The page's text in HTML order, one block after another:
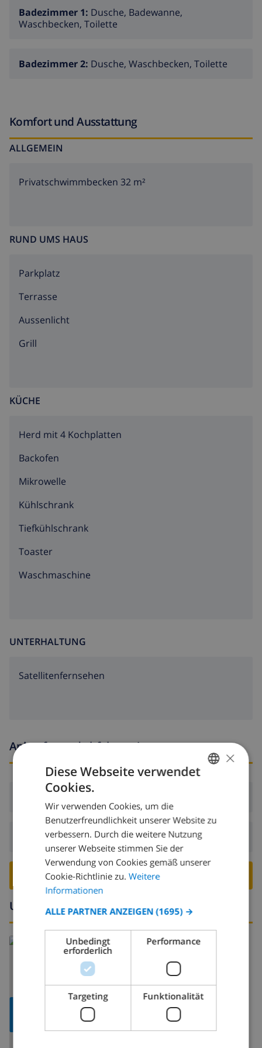
Badezimmer 1: Dusche, Badewanne,
Waschbecken, Toilette
Badezimmer 2: Dusche, Waschbecken, Toilette
Komfort und Ausstattung
ALLGEMEIN
Privatschwimmbecken 32 m²
RUND UMS HAUS
Parkplatz
Terrasse
Aussenlicht
Grill
KÜCHE
Herd mit 4 Kochplatten
Backofen
Mikrowelle
Kühlschrank
Tiefkühlschrank
Toaster
Waschmaschine
UNTERHALTUNG
Satellitenfernsehen
Ankunfts- und abfahrtszeiten
Abreise:Vor: 10:00
VILLA BUCHEN ›
Umgebung
Lesen Sie mehr über:
DUTCH
SPANISH
GERMAN
ITALIAN
DANISH
×
Diese Webseite verwendet
Cookies.
Wir verwenden Cookies, um die
Benutzerfreundlichkeit unserer Website zu
verbessern. Durch die weitere Nutzung
unserer Webseite stimmen Sie der
Verwendung von Cookies gemäß unserer
Cookie-Richtlinie zu. Weitere
Informationen
ALLE PARTNER ANZEIGEN (1695) →
Unbedingt
erforderlich
Performance
Targeting Funktionalität